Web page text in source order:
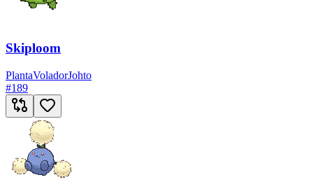
Skiploom
PlantaVoladorJohto
#189